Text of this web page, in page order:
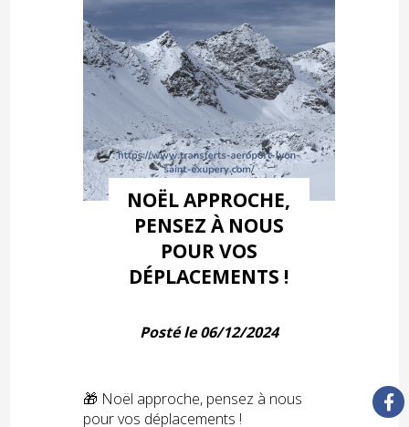
NOËL APPROCHE,
PENSEZ À NOUS
POUR VOS
DÉPLACEMENTS !
Posté le 06/12/2024
🎁 Noël approche, pensez à nous
pour vos déplacements !